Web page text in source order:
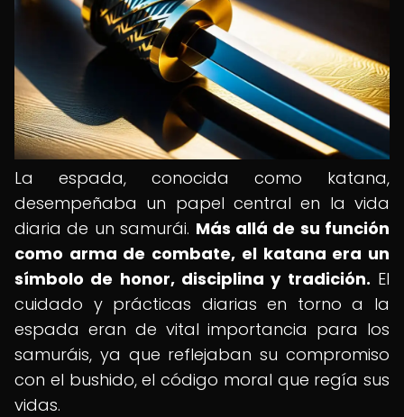
La espada, conocida como katana,
desempeñaba un papel central en la vida
diaria de un samurái. Más allá de su función
como arma de combate, el katana era un
símbolo de honor, disciplina y tradición. El
cuidado y prácticas diarias en torno a la
espada eran de vital importancia para los
samuráis, ya que reflejaban su compromiso
con el bushido, el código moral que regía sus
vidas.